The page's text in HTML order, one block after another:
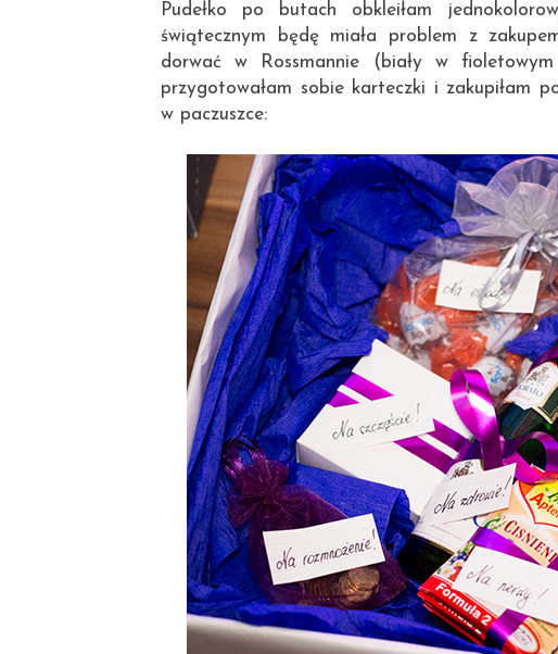
Pudełko po butach obkleiłam
świątecznym będę miała problem z
dorwać w Rossmannie (biały w fioletowym
przygotowałam sobie karteczki i zakupiłam
w paczuszce: